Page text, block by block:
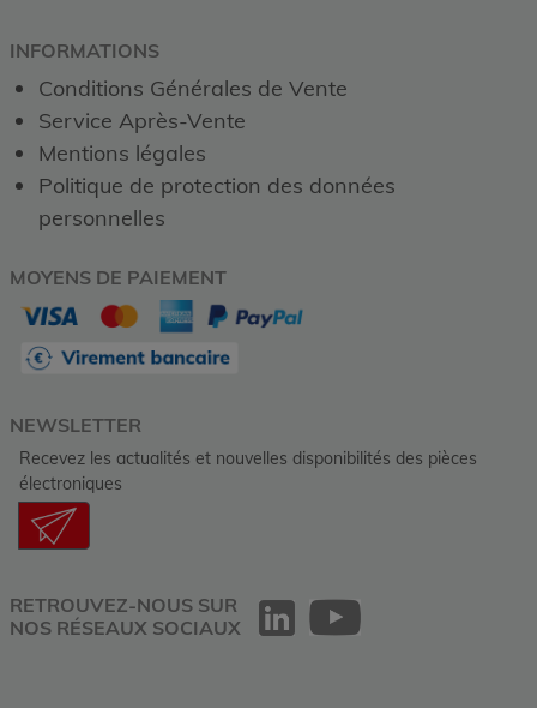
INFORMATIONS
Conditions Générales de Vente
Service Après-Vente
Mentions légales
Politique de protection des données
personnelles
MOYENS DE PAIEMENT
NEWSLETTER
Recevez les actualités et nouvelles disponibilités des pièces
électroniques
RETROUVEZ-NOUS SUR
NOS RÉSEAUX SOCIAUX